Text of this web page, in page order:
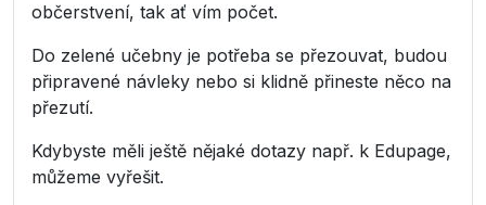
občerstvení, tak ať vím počet.
Do zelené učebny je potřeba se přezouvat, budou
připravené návleky nebo si klidně přineste něco na
přezutí.
Kdybyste měli ještě nějaké dotazy např. k Edupage,
můžeme vyřešit.